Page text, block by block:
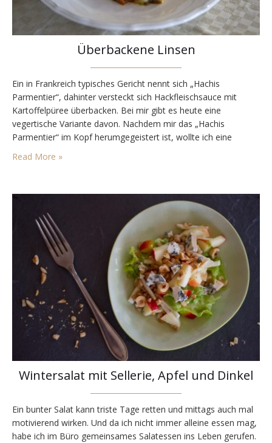
Überbackene Linsen
Ein in Frankreich typisches Gericht nennt sich „Hachis
Parmentier“, dahinter versteckt sich Hackfleischsauce mit
Kartoffelpüree überbacken. Bei mir gibt es heute eine
vegertische Variante davon. Nachdem mir das „Hachis
Parmentier“ im Kopf herumgegeistert ist, wollte ich eine
vegetarische Variante kochen, aber wusste ja nicht mal, wie
das Gericht auf deutsch heißt. Auf englisch wird das Gericht
Read More »
Wintersalat mit Sellerie, Apfel und Dinkel
Ein bunter Salat kann triste Tage retten und mittags auch mal
motivierend wirken. Und da ich nicht immer alleine essen mag,
habe ich im Büro gemeinsames Salatessen ins Leben gerufen.